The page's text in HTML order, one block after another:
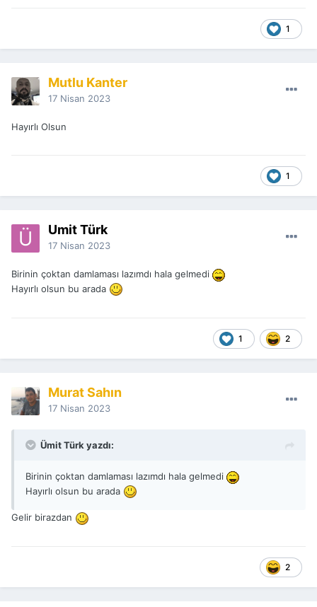
1
Mutlu Kanter
17 Nisan 2023
Hayırlı Olsun
1
Ümit Türk
17 Nisan 2023
Birinin çoktan damlaması lazımdı hala gelmedi
Hayırlı olsun bu arada
1 2
Murat Sahın
17 Nisan 2023
Ümit Türk yazdı:
Birinin çoktan damlaması lazımdı hala gelmedi
Hayırlı olsun bu arada
Gelir birazdan
2